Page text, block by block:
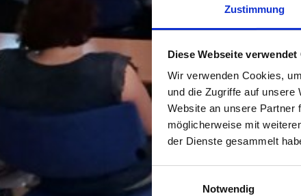
Zustimmung
Diese Webseite verwendet
Wir verwenden Cookies,
und die Zugriffe auf unsere
Website an unsere Partner
möglicherweise mit
der Dienste gesammelt
Einwilligungsauswahl
Notwendig